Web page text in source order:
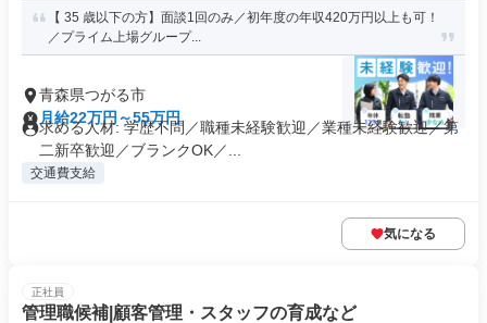
【 35 歳以下の方】面談1回のみ／初年度の年収420万円以上も可！
／プライム上場グループ...
青森県つがる市
月給22万円～55万円
求める人材: 学歴不問／職種未経験歓迎／業種未経験歓迎／第
二新卒歓迎／ブランクOK／...
交通費支給
気になる
正社員
管理職候補|顧客管理・スタッフの育成など